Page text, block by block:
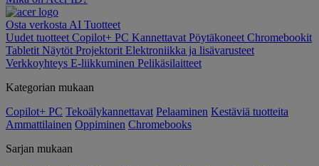
Osta verkosta AI Tuotteet
Uudet tuotteet Copilot+ PC Kannettavat Pöytäkoneet Chromebookit
Tabletit Näytöt Projektorit Elektroniikka ja lisävarusteet
Verkkoyhteys E-liikkuminen Pelikäsilaitteet
Kategorian mukaan
Copilot+ PC Tekoälykannettavat Pelaaminen Kestäviä tuotteita
Ammattilainen Oppiminen Chromebooks
Sarjan mukaan